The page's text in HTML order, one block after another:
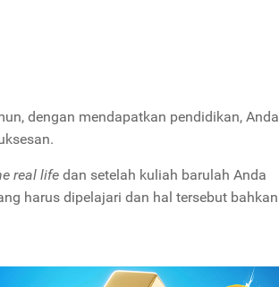
dengan mendapatkan pendidikan, Anda
real life dan setelah kuliah barulah Anda
harus dipelajari dan hal tersebut bahkan